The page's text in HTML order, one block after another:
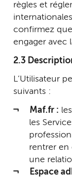
règles et
confirmez
engager avec
2.3
L’Utilisateur
suivants :
Maf.fr :
les
rentrer en
une
Espace